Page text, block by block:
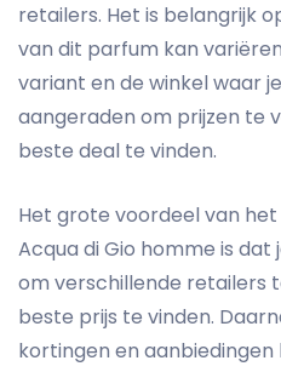
retailers. Het is belangrijk
van dit parfum kan
variant en de winkel waar
aangeraden om prijzen te
beste deal te vinden.
Het grote voordeel van
Acqua di Gio homme is
om verschillende retailers
beste prijs te vinden.
kortingen en